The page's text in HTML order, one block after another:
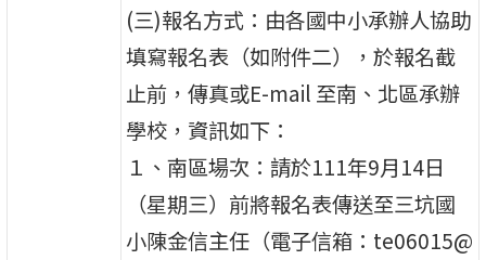
(三)報名方式：由各國中小承辦人協助
填寫報名表（如附件二），於報名截
止前，傳真或E-mail 至南、北區承辦
學校，資訊如下：
１、南區場次：請於111年9月14日
（星期三）前將報名表傳送至三坑國
小陳金信主任（電子信箱：te06015@